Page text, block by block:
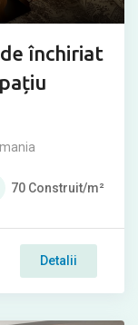
închiriat
70 Construit/m²
Detalii